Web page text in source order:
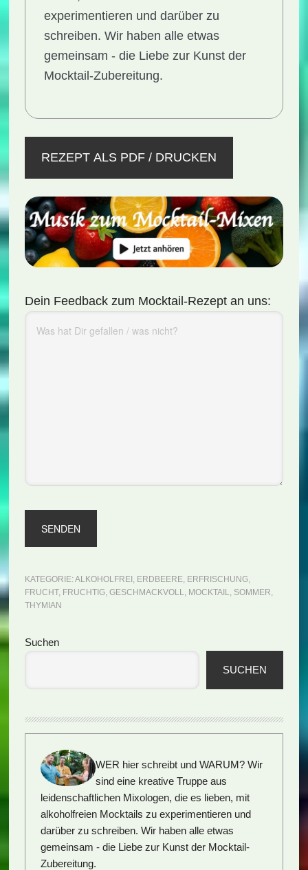
experimentieren und darüber zu
schreiben. Wir haben alle etwas
gemeinsam - die Liebe zur Kunst der
Mocktail-Zubereitung.
REZEPT ALS PDF / DRUCKEN
Dein Feedback zum Mocktail-Rezept an uns:
KATEGORIE: ALKOHOLFREI , ERDBEERE, ERFRISCHUNG,
FRUCHT, FRUCHTIG, GESCHMACKVOLL, MOCKTAIL, SOMMER,
THYMIAN
Seitenspalte
Suchen
SUCHEN
WER hier schreibt und WARUM? Wir
sind eine kreative Truppe aus
leidenschaftlichen Mixologen, die es lieben, mit
alkoholfreien Mocktails zu experimentieren und
darüber zu schreiben. Wir haben alle etwas
gemeinsam - die Liebe zur Kunst der Mocktail-
Zubereitung.